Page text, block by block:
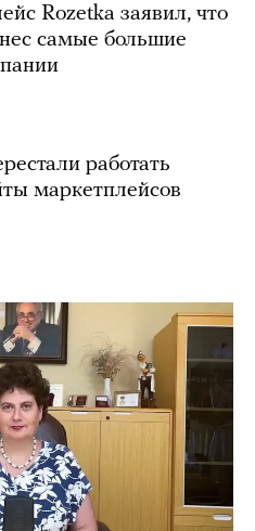
Rozetka заявил, что
самые большие
работать
маркетплейсов